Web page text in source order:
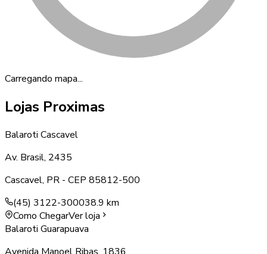
Carregando mapa...
Lojas Proximas
Balaroti Cascavel
Av. Brasil, 2435
Cascavel, PR - CEP 85812-500
(45) 3122-300038.9 km
Como ChegarVer loja
Balaroti Guarapuava